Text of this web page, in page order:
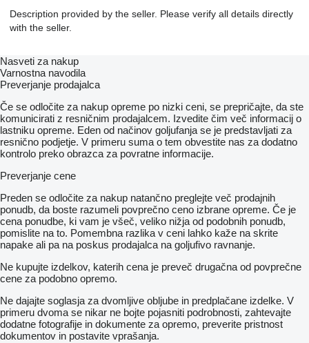
Description provided by the seller. Please verify all details directly
with the seller.
Nasveti za nakup
Varnostna navodila
Preverjanje prodajalca
Če se odločite za nakup opreme po nizki ceni, se prepričajte, da ste
komunicirati z resničnim prodajalcem. Izvedite čim več informacij o
lastniku opreme. Eden od načinov goljufanja se je predstavljati za
resnično podjetje. V primeru suma o tem obvestite nas za dodatno
kontrolo preko obrazca za povratne informacije.
Preverjanje cene
Preden se odločite za nakup natančno preglejte več prodajnih
ponudb, da boste razumeli povprečno ceno izbrane opreme. Če je
cena ponudbe, ki vam je všeč, veliko nižja od podobnih ponudb,
pomislite na to. Pomembna razlika v ceni lahko kaže na skrite
napake ali pa na poskus prodajalca na goljufivo ravnanje.
Ne kupujte izdelkov, katerih cena je preveč drugačna od povprečne
cene za podobno opremo.
Ne dajajte soglasja za dvomljive obljube in predplačane izdelke. V
primeru dvoma se nikar ne bojte pojasniti podrobnosti, zahtevajte
dodatne fotografije in dokumente za opremo, preverite pristnost
dokumentov in postavite vprašanja.